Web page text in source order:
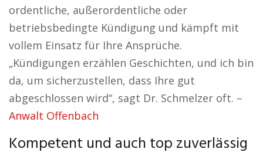
ordentliche, außerordentliche oder
betriebsbedingte Kündigung und kämpft mit
vollem Einsatz für Ihre Ansprüche.
„Kündigungen erzählen Geschichten, und ich bin
da, um sicherzustellen, dass Ihre gut
abgeschlossen wird“, sagt Dr. Schmelzer oft. –
Anwalt Offenbach
Kompetent und auch top zuverlässig